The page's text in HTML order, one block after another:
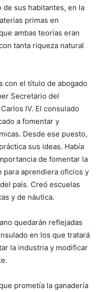
sus habitantes, en la
primas en
ambas teorías eran
tanta riqueza natural
con el título de abogado
Secretario del
IV. El consulado
a fomentar y
Desde ese puesto,
sus ideas. Había
de fomentar la
para aprendiera oficios y
país. Creó escuelas
y de náutica.
quedarán reflejadas
en los que tratará
la industria y modificar
prometía la ganadería